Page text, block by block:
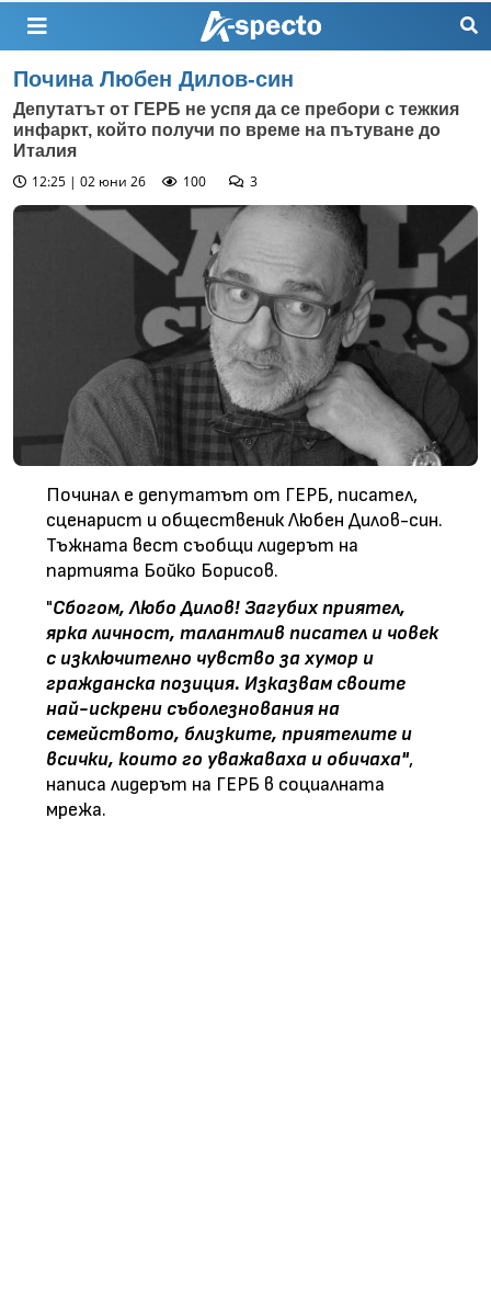
Почина Любен Дилов-син
Депутатът от ГЕРБ не успя да се пребори с тежкия
инфаркт, който получи по време на пътуване до
Италия
12:25 | 02 юни 26
100 3
Починал е депутатът от ГЕРБ, писател,
сценарист и общественик Любен Дилов-син.
Тъжната вест съобщи лидерът на
партията Бойко Борисов.
"Сбогом, Любо Дилов! Загубих приятел,
ярка личност, талантлив писател и човек
с изключително чувство за хумор и
гражданска позиция. Изказвам своите
най-искрени съболезнования на
семейството, близките, приятелите и
всички, които го уважаваха и обичаха",
написа лидерът на ГЕРБ в социалната
мрежа.